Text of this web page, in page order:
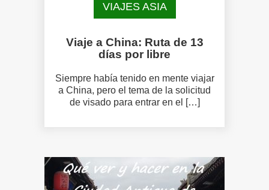
VIAJES ASIA
Viaje a China: Ruta de 13
días por libre
Siempre había tenido en mente viajar
a China, pero el tema de la solicitud
de visado para entrar en el […]